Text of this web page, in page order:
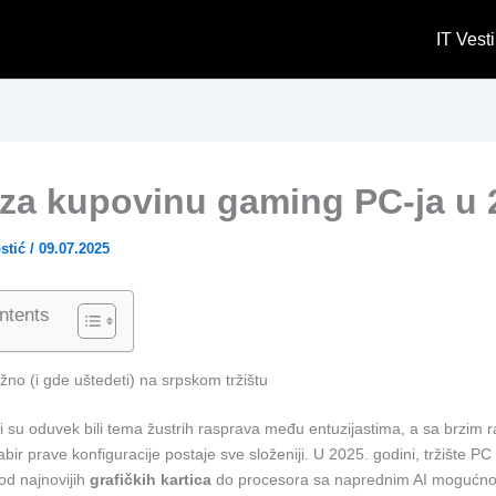
IT Vesti
kupovinu gaming PC-ja u
/ 09.07.2025
(i gde uštedeti) na srpskom tržištu
su oduvek bili tema žustrih rasprava među entuzijastima, a sa brzim
prave konfiguracije postaje sve složeniji. U 2025. godini, tržište
najnovijih grafičkih kartica do procesora sa naprednim AI